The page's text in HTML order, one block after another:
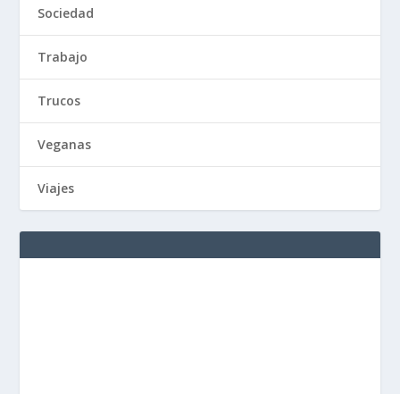
Sociedad
Trabajo
Trucos
Veganas
Viajes